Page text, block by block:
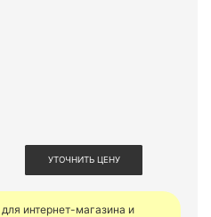
УТОЧНИТЬ ЦЕНУ
интернет-магазина и